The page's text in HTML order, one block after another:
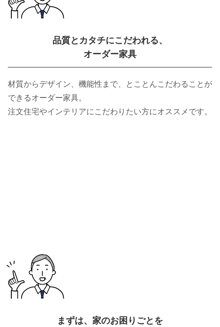
品質とカタチにこだわれる、
オーダー家具
材質からデザイン、機能性まで、とことんこだわることが
できるオーダー家具。
注文住宅やインテリアにこだわりたい方にオススメです。
まずは、家のお困りごとを